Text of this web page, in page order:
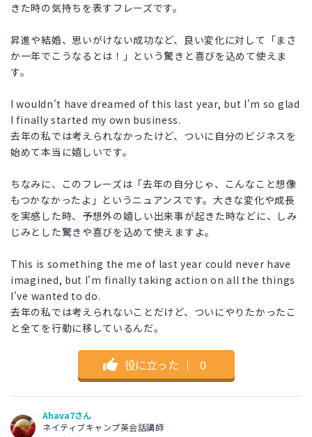
きた時の気持ちを表すフレーズです。
昇進や結婚、思いがけない成功など、良い変化に対して「まさ
か一年でこうなるとは！」という驚きと喜びを込めて使えま
す。
I wouldn't have dreamed of this last year, but I'm so glad
I finally started my own business.
去年の私では考えられなかったけど、ついに自分のビジネスを
始めて本当に嬉しいです。
ちなみに、このフレーズは「去年の自分じゃ、こんなこと想像
もつかなかったよ」というニュアンスです。大きな変化や成長
を実感した時、予想外の嬉しい出来事が起きた時などに、しみ
じみとした驚きや喜びを込めて使えますよ。
This is something the me of last year could never have
imagined, but I'm finally taking action on all the things
I've wanted to do.
去年の私では考えられないことだけど、ついにやりたかったこ
と全てを行動に移しているんだ。
役に立った ｜ 0
Ahava7さん
ネイティブキャンプ英会話講師